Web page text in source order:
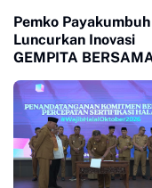
Pemko Payakumbuh
Luncurkan Inovasi
GEMPITA